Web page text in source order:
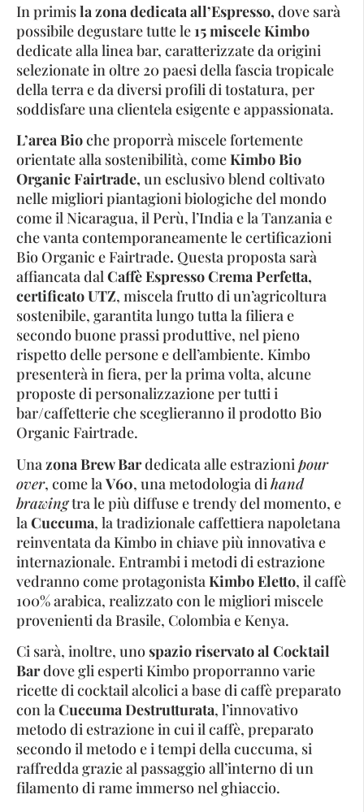
In primisla zona dedicata all’Espresso, dove sarà
possibile degustare tutte le 15 miscele Kimbo
dedicate alla linea bar, caratterizzate da origini
selezionate in oltre 20 paesi della fascia tropicale
della terra e da diversi profili di tostatura, per
soddisfare una clientela esigente e appassionata.
L’area Bioche proporrà miscele fortemente
orientate alla sostenibilità, comeKimbo Bio
OrganicFairtrade, un esclusivo blend coltivato
nelle migliori piantagioni biologiche del mondo
come il Nicaragua, il Perù, l’India e la Tanzania e
che vanta contemporaneamente le certificazioni
Bio Organic e Fairtrade. Questa proposta sarà
affiancata dalCaffè EspressoCrema Perfetta,
certificato UTZ, miscela frutto di un’agricoltura
sostenibile, garantita lungo tutta la filiera e
secondo buone prassi produttive, nel pieno
rispetto delle persone e dell’ambiente. Kimbo
presenterà in fiera, per la prima volta, alcune
proposte di personalizzazione per tutti i
bar/caffetterie che sceglieranno il prodotto Bio
Organic Fairtrade.
Una zona Brew Bardedicata alle estrazioni pour
over, come la V60, una metodologia di hand
brawingtra le più diffuse e trendy del momento, e
la Cuccuma, la tradizionale caffettiera napoletana
reinventata da Kimbo in chiave più innovativa e
internazionale. Entrambi i metodi di estrazione
vedranno come protagonista Kimbo Eletto, il caffè
100% arabica, realizzato con le migliori miscele
provenienti da Brasile, Colombia e Kenya.
Ci sarà, inoltre, unospazio riservato al Cocktail
Bardove gli esperti Kimbo proporranno varie
ricette di cocktail alcolici a base di caffè preparato
con laCuccuma Destrutturata, l’innovativo
metodo di estrazione in cui il caffè, preparato
secondo il metodo e i tempi della cuccuma, si
raffredda grazie al passaggio all’interno di un
filamento di rame immerso nel ghiaccio.